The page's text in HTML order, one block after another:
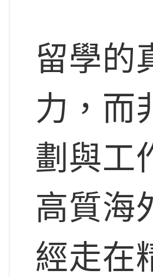
留學的
力，而
劃與工
高質海
經走在